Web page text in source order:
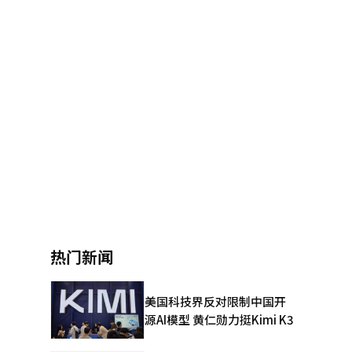
热门新闻
美国科技界反对限制中国开
源AI模型 黄仁勋力挺Kimi K3